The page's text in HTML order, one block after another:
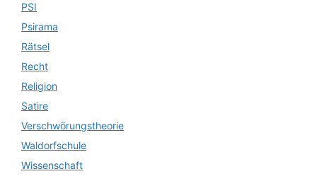
PSI
Psirama
Rätsel
Recht
Religion
Satire
Verschwörungstheorie
Waldorfschule
Wissenschaft